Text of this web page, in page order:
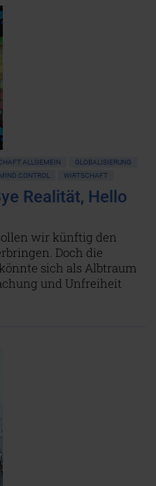
ALLGEMEIN
GLOBALISIERUNG
CONTROL WIRTSCHAFT
Realität, Hello
wir künftig den
Doch die
sich als Albtraum
und Unfreiheit